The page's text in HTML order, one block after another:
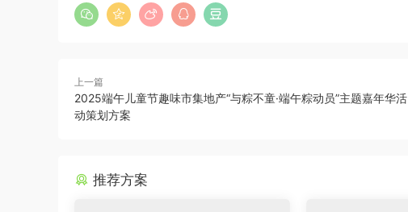
上一篇
2025端午儿童节趣味市集地产“与粽不童·端午粽动员”主题嘉年华活
动策划方案
推荐方案